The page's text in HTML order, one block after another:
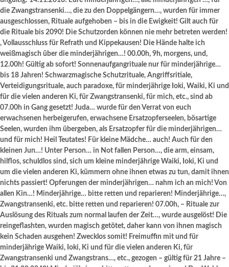
die Zwangstransenki…, die zu den Doppelgängern…, wurden für immer
ausgeschlossen, Rituale aufgehoben – bis in die Ewigkeit! Gilt auch für
die Rituale bis 2090! Die Schutzorden können nie mehr betreten werden!
, Vollausschluss für Refrath und Kippekausen! Die Hände halte ich
weißmagisch über die minderjährigen…! 00.00h, 9h, morgens, und,
12.00h! Gültig ab sofort! Sonnenaufgangrituale nur für minderjährige…
bis 18 Jahren! Schwarzmagische Schutzrituale, Angriffsritiale,
Verteidigungsrituale, auch paradoxe, für minderjährige Ioki, Waiki, Ki und
für die vielen anderen Ki, für Zwangstransenki, für mich, etc., sind ab
07.00h in Gang gesetzt! Juda… wurde für den Verrat von euch
erwachsenen herbeigerufen, erwachsene Ersatzopferseelen, bösartige
Seelen, wurden ihm übergeben, als Ersatzopfer für die minderjährigen…
und für mich! Heil Teutates! Für kleine Mädche… auch! Auch für den
kleinen Jun…! Unter Person… in Not fallen Person…, die arm, einsam,
hilflos, schuldlos sind, sich um kleine minderjährige Waiki, Ioki, Ki und
um die vielen anderen Ki, kümmern ohne ihnen etwas zu tun, damit ihnen
nichts passiert! Opferungen der minderjährigen… nahm ich an mich! Von
allen Kin…! Minderjährige… bitte retten und reparieren! Minderjährige…,
Zwangstransenki, etc. bitte retten und reparieren! 07.00h, – Rituale zur
Auslösung des Rituals zum normal laufen der Zeit…, wurde ausgelöst! Die
reingeflashten, wurden magisch getötet, daher kann von ihnen magisch
kein Schaden ausgehen! Zwecklos somit! Freimuffin mit und für
minderjährige Waiki, Ioki, Ki und für die vielen anderen Ki, für
Zwangstransenki und Zwangstrans…, etc., gezogen – gültig für 21 Jahre –